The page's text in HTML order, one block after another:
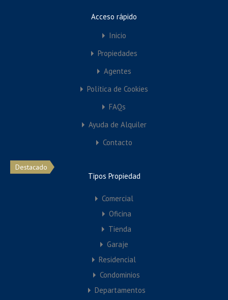
Edificio de Departamentos
Featured Properties
Destacado
Acceso rápido
Inicio
Propiedades
Agentes
Política de Cookies
FAQs
Ayuda de Alquiler
Contacto
Tipos Propiedad
Comercial
Oficina
Tienda
Garaje
Residencial
Condominios
Departamentos